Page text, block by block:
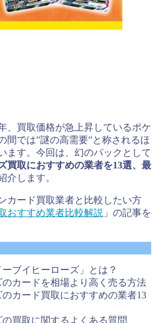
、買取価格が急上昇しているポケ
間では”謎の高需要”と称されるほ
ます。今回は、幻のパックとして
買取におすすめの業者を13選、最
介します。
カード買取業者と比較したい方
おすすめ業者比較解説 」の記事を
ブイヒーローズ」とは？
カードを相場より高く売る方法
カード買取におすすめの業者13
買取に関するよくある質問